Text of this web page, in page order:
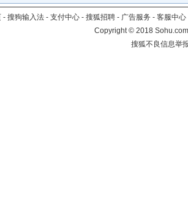
- 搜狗输入法 - 支付中心 - 搜狐招聘 - 广告服务 - 客服中心
Copyright©2018
搜狐不良信息举